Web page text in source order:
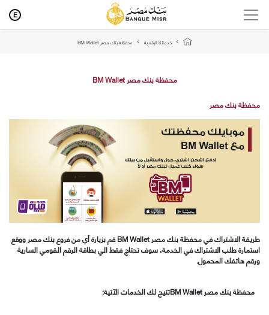
E
خدماتنا الرقمية محفظة بنك مصر BM Wallet
محفظة بنك مصر BM Wallet
محفظة بنك مصر
طريقة الاشتراك في محفظة بنك مصرBM Walletقم بزيارة أي من فروع بنك مصر ووقع
استمارة طلب الاشتراك في الخدمة، سوف تحتاج فقط الي بطاقة الرقم القومي السارية
ورقم هاتفك المحمول.
محفظة بنك مصر BM Wallet تتيح لك الخدمات الآتية: